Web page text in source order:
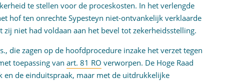
te stellen voor de proceskosten. In het verlengde
hof ten onrechte Sypesteyn niet-ontvankelijk verklaarde
niet had voldaan aan het bevel tot zekerheidsstelling.
die zagen op de hoofdprocedure inzake het verzet tegen
toepassing vanart. 81 RO verworpen. De Hoge Raad
en de einduitspraak, maar met de uitdrukkelijke